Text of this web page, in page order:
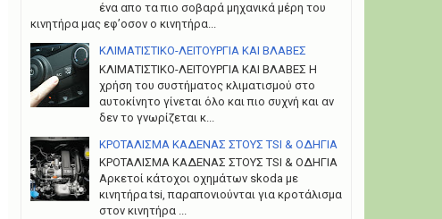
ένα απο τα πιο σοβαρά μηχανικά μέρη του
κινητήρα μας εφ’οσον ο κινητήρα...
ΚΛΙΜΑΤΙΣΤΙΚΟ-ΛΕΙΤΟΥΡΓΙΑ ΚΑΙ ΒΛΑΒΕΣ
ΚΛΙΜΑΤΙΣΤΙΚΟ-ΛΕΙΤΟΥΡΓΙΑ ΚΑΙ ΒΛΑΒΕΣ H
χρήση του συστήματος κλιματισμού στο
αυτοκίνητο γίνεται όλο και πιο συχνή και αν
δεν το γνωρίζεται κ...
ΚΡΟΤΑΛΙΣΜΑ ΚΑΔΕΝΑΣ ΣΤΟΥΣ TSI & ΟΔΗΓΙΑ
ΚΡΟΤΑΛΙΣΜΑ ΚΑΔΕΝΑΣ ΣΤΟΥΣ TSI & ΟΔΗΓΙΑ
Αρκετοί κάτοχοι οχημάτων skoda με
κινητήρα tsi, παραπονιούνται για κροτάλισμα
στον κινητήρα ...